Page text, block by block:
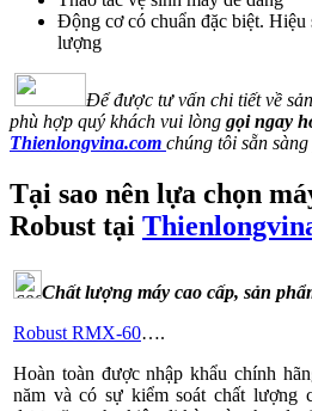
Động cơ có chuẩn đặc biệt. Hiệu
lượng
Để được tư vấn chi tiết về
phù hợp quý khách vui lòng gọi ngay
Thienlongvina.com chúng tôi sẵn
Tại sao nên lựa chọn
Robust tại
Chất lượng máy cao cấp, sản
Robust RMX-60….
Hoàn toàn được nhập khẩu chính
năm và có sự kiểm soát chất lượng